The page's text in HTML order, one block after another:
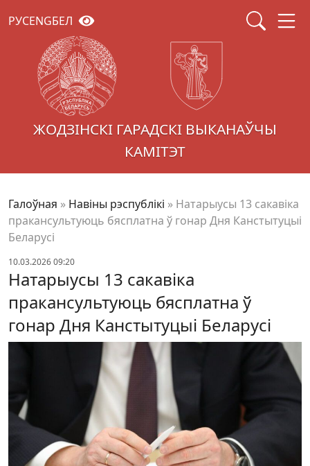
РУСENGБЕЛ
ЖОДЗІНСКІ ГАРАДСКІ ВЫКАНАЎЧЫ
КАМІТЭТ
Галоўная » Навіны рэспублікі » Натарыусы 13 сакавіка
пракансультуюць бясплатна ў гонар Дня Канстытуцыі
Беларусі
10.03.2026 09:20
Натарыусы 13 сакавіка
пракансультуюць бясплатна ў
гонар Дня Канстытуцыі Беларусі